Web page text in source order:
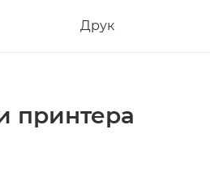
Друк
принтера